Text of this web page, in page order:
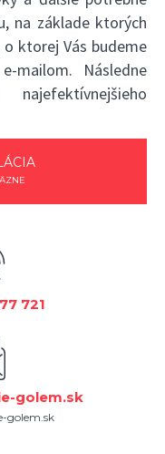
na základe ktorých
o ktorej Vás budeme
mailom. Následne
721
golem.sk
golem.sk